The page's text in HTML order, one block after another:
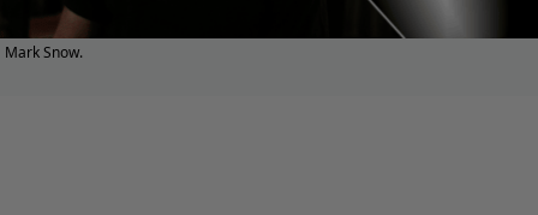
Mark Snow.